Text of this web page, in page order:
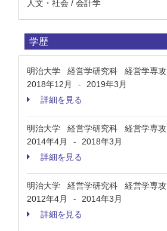
人文・社会 / 会計学
学歴
明治大学 経営学研究科 経営学専攻
2018年12月
-
2019年3月
詳細を見る
明治大学 経営学研究科 経営学専攻
2014年4月
-
2018年3月
詳細を見る
明治大学 経営学研究科 経営学専攻
2012年4月
-
2014年3月
詳細を見る